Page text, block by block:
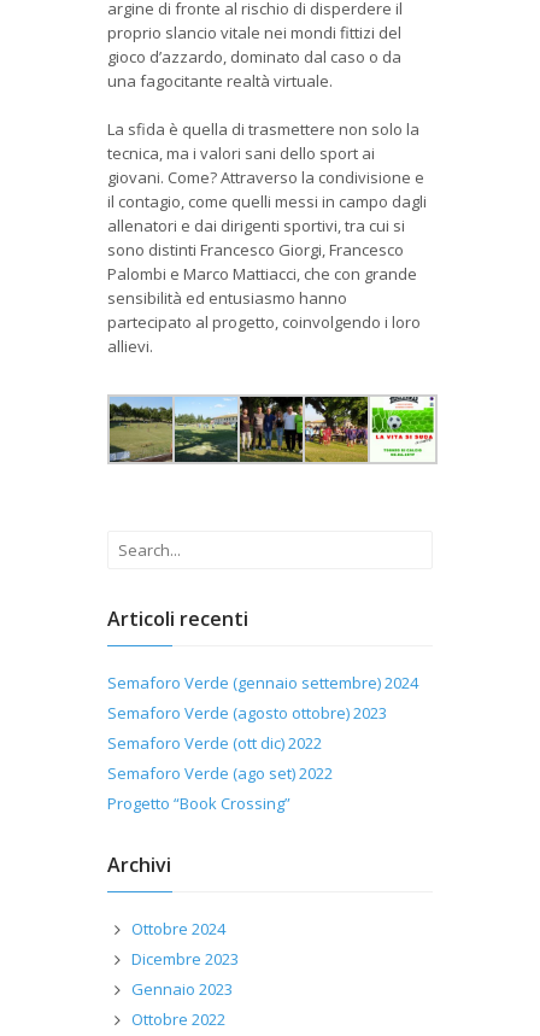
argine di fronte al rischio di disperdere il
proprio slancio vitale nei mondi fittizi del
gioco d’azzardo, dominato dal caso o da
una fagocitante realtà virtuale.
La sfida è quella di trasmettere non solo la
tecnica, ma i valori sani dello sport ai
giovani. Come? Attraverso la condivisione e
il contagio, come quelli messi in campo dagli
allenatori e dai dirigenti sportivi, tra cui si
sono distinti Francesco Giorgi, Francesco
Palombi e Marco Mattiacci, che con grande
sensibilità ed entusiasmo hanno
partecipato al progetto, coinvolgendo i loro
allievi.
Articoli recenti
Semaforo Verde (gennaio settembre) 2024
Semaforo Verde (agosto ottobre) 2023
Semaforo Verde (ott dic) 2022
Semaforo Verde (ago set) 2022
Progetto “Book Crossing”
Archivi
Ottobre 2024
Dicembre 2023
Gennaio 2023
Ottobre 2022